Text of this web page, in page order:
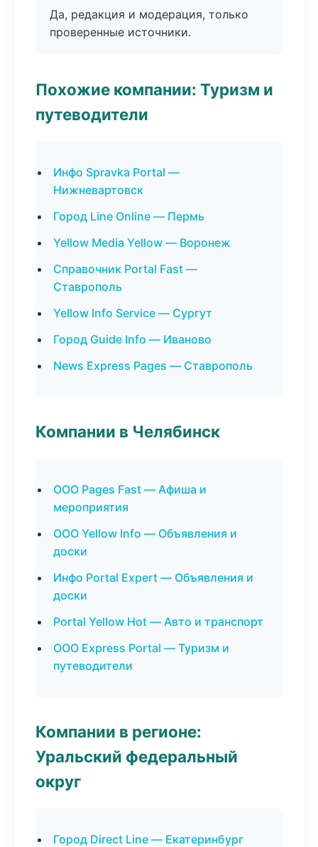
Да, редакция и модерация, только
проверенные источники.
Похожие компании: Туризм и
путеводители
Инфо Spravka Portal —
Нижневартовск
Город Line Online — Пермь
Yellow Media Yellow — Воронеж
Справочник Portal Fast —
Ставрополь
Yellow Info Service — Сургут
Город Guide Info — Иваново
News Express Pages — Ставрополь
Компании в Челябинск
ООО Pages Fast — Афиша и
мероприятия
ООО Yellow Info — Объявления и
доски
Инфо Portal Expert — Объявления и
доски
Portal Yellow Hot — Авто и транспорт
ООО Express Portal — Туризм и
путеводители
Компании в регионе:
Уральский федеральный
округ
Город Direct Line — Екатеринбург